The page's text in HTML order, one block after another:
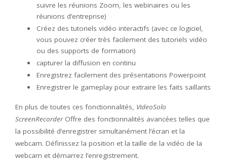
suivre les réunions Zoom, les webinaires ou les
réunions d’entreprise)
Créez des tutoriels vidéo interactifs (avec ce logiciel,
vous pouvez créer très facilement des tutoriels vidéo
ou des supports de formation)
capturer la diffusion en continu
Enregistrez facilement des présentations Powerpoint
Enregistrer le gameplay pour extraire les faits saillants
En plus de toutes ces fonctionnalités, VideoSolo
ScreenRecorderOffre des fonctionnalités avancées telles que
la possibilité d’enregistrer simultanément l’écran et la
webcam. Définissez la position et la taille de la vidéo de la
webcam et démarrez l’enregistrement.